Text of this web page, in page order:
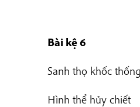
Bài kệ 6
Sanh thọ
Hình thể